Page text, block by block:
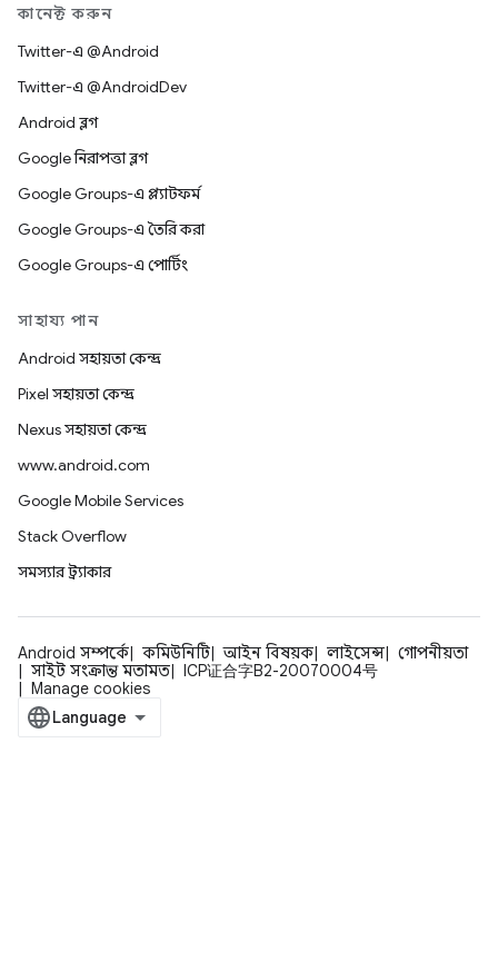
কানেক্ট করুন
Twitter-এ @Android
Twitter-এ @AndroidDev
Android ব্লগ
Google নিরাপত্তা ব্লগ
Google Groups-এ প্ল্যাটফর্ম
Google Groups-এ তৈরি করা
Google Groups-এ পোর্টিং
সাহায্য পান
Android সহায়তা কেন্দ্র
Pixel সহায়তা কেন্দ্র
Nexus সহায়তা কেন্দ্র
www.android.com
Google Mobile Services
Stack Overflow
সমস্যার ট্র্যাকার
Android সম্পর্কে কমিউনিটি আইন বিষয়ক লাইসেন্স
গোপনীয়তা
সাইট সংক্রান্ত মতামত
ICP证合字B2-20070004号
Manage cookies